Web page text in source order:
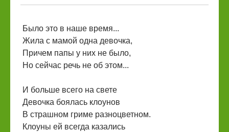
Было это в наше время...
Жила с мамой одна девочка,
Причем папы у них не было,
Но сейчас речь не об этом...
И больше всего на свете
Девочка боялась клоунов
В страшном гриме разноцветном.
Клоуны ей всегда казались